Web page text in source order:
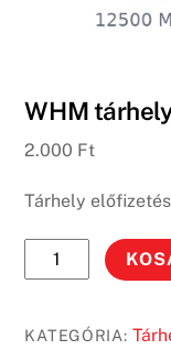
WHM
2.000 Ft
Tárhely
WHM
tárhely
KATEGÓRIA: